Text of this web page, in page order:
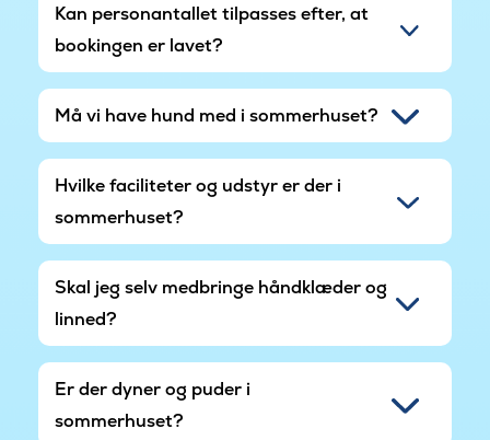
Kan personantallet tilpasses efter, at
bookingen er lavet?
Må vi have hund med i sommerhuset?
Hvilke faciliteter og udstyr er der i
sommerhuset?
Skal jeg selv medbringe håndklæder og
linned?
Er der dyner og puder i
sommerhuset?